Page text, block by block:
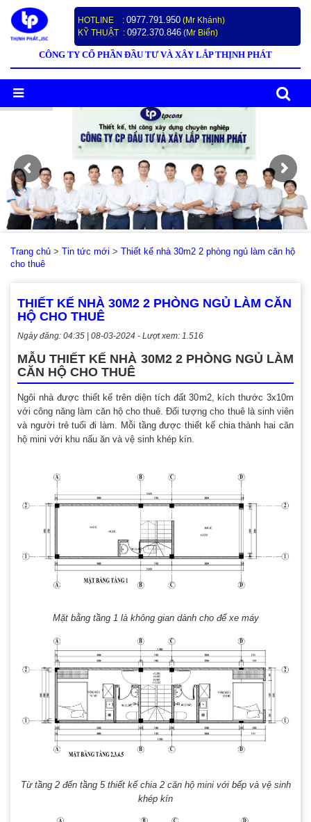
HOTLINE : 0977.791.950 (Mr Khánh)
KỸ THUẬT : 0972.370.846 (Mr Biển)
CÔNG TY CỔ PHẦN ĐẦU TƯ VÀ XÂY LẮP THỊNH PHÁT
Trang chủ > Tin tức mới > Thiết kế nhà 30m2 2 phòng ngủ làm căn hộ
cho thuê
THIẾT KẾ NHÀ 30M2 2 PHÒNG NGỦ LÀM CĂN
HỘ CHO THUÊ
Ngày đăng: 04:35 | 08-03-2024 - Lượt xem: 1.516
MẪU THIẾT KẾ NHÀ 30M2 2 PHÒNG NGỦ LÀM
CĂN HỘ CHO THUÊ
Ngôi nhà được thiết kế trên diện tích đất 30m2, kích thước 3x10m
với công năng làm căn hộ cho thuê. Đối tượng cho thuê là sinh viên
và người trẻ tuổi đi làm. Mỗi tầng được thiết kế chia thành hai căn
hộ mini với khu nấu ăn và vệ sinh khép kín.
Mặt bằng tầng 1 là không gian dành cho để xe máy
Từ tầng 2 đến tầng 5 thiết kế chia 2 căn hộ mini với bếp và vệ sinh
khép kín